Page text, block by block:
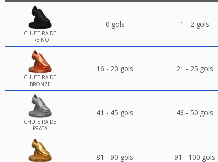
CHUTEIRA DE
TREINO
0 gols 1 - 2 gols
CHUTEIRA DE
BRONZE
16 - 20 gols 21 - 25 gols
CHUTEIRA DE
PRATA
41 - 45 gols 46 - 50 gols
81 - 90 gols 91 - 100 gols